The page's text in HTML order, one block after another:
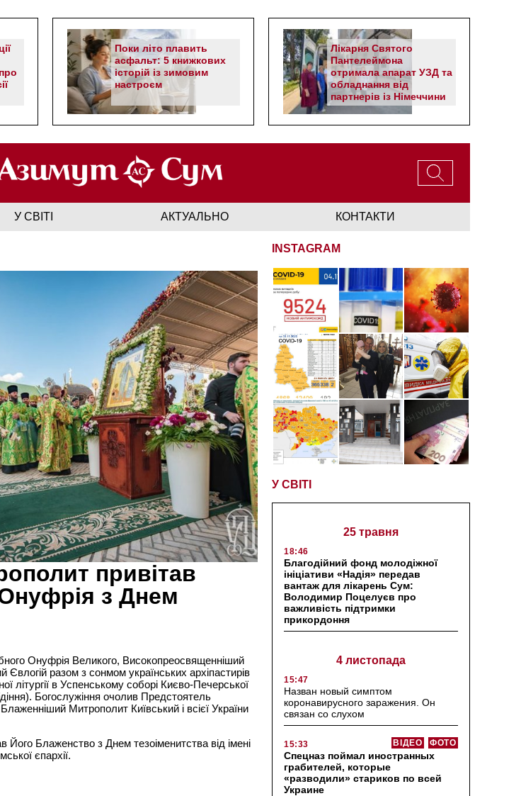
Поки літо плавить
асфальт: 5 книжкових
історій із зимовим
настроєм
Лікарня Святого
Пантелеймона
отримала апарат УЗД та
обладнання від
партнерів із Німеччини
У СВІТІ АКТУАЛЬНО КОНТАКТИ
привітав
з Днем
Онуфрія Великого, Високопреосвященніший
разом з сонмом українських архіпастирів
літургії в Успенському соборі Києво-Печерської
Богослужіння очолив Предстоятель
Митрополит Київський і всієї України
Його Блаженство з Днем тезоіменитства від імені
єпархії.
INSTAGRAM
У СВІТІ
25 травня
18:46
Благодійний фонд молодіжної
ініціативи «Надія» передав
вантаж для лікарень Сум:
Володимир Поцелуєв про
важливість підтримки
прикордоння
4 листопада
15:47
Назван новый симптом
коронавирусного заражения. Он
связан со слухом
15:33 ФОТО
ВІДЕО
Спецназ поймал иностранных
грабителей, которые
«разводили» стариков по всей
Украине